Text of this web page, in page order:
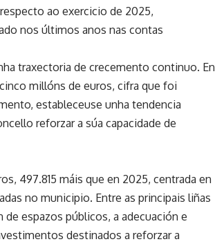
ao exercicio de 2025,
nos últimos anos nas contas
traxectoria de crecemento continuo. En
millóns de euros, cifra que foi
estableceuse unha tendencia
reforzar a súa capacidade de
497.815 máis que en 2025, centrada en
no municipio. Entre as principais liñas
espazos públicos, a adecuación e
destinados a reforzar a